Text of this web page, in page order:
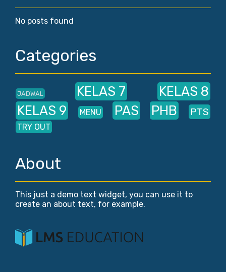
No posts found
Categories
JADWAL KELAS 7
KELAS 8
KELAS 9
MENU PAS PHB PTS
TRY OUT
About
This just a demo text widget, you can use it to
create an about text, for example.